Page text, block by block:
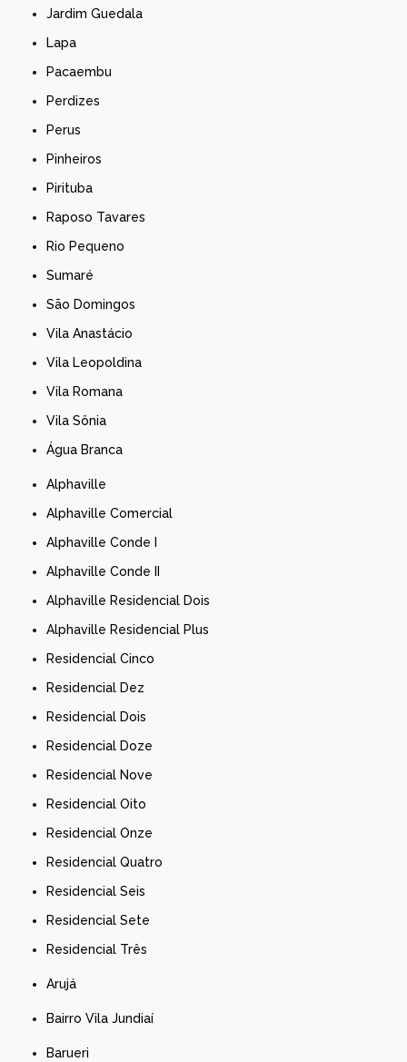
Jardim Guedala
Lapa
Pacaembu
Perdizes
Perus
Pinheiros
Pirituba
Raposo Tavares
Rio Pequeno
Sumaré
São Domingos
Vila Anastácio
Vila Leopoldina
Vila Romana
Vila Sônia
Água Branca
Alphaville
Alphaville Comercial
Alphaville Conde I
Alphaville Conde II
Alphaville Residencial Dois
Alphaville Residencial Plus
Residencial Cinco
Residencial Dez
Residencial Dois
Residencial Doze
Residencial Nove
Residencial Oito
Residencial Onze
Residencial Quatro
Residencial Seis
Residencial Sete
Residencial Três
Arujá
Bairro Vila Jundiaí
Barueri